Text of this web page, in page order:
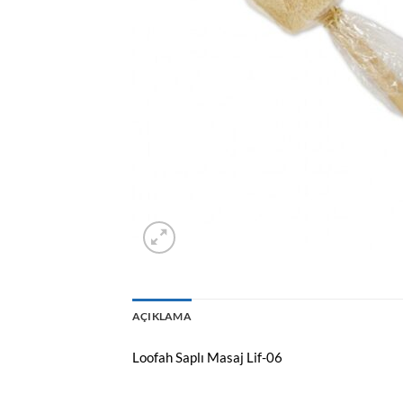
AÇIKLAMA
Loofah Saplı Masaj Lif-06